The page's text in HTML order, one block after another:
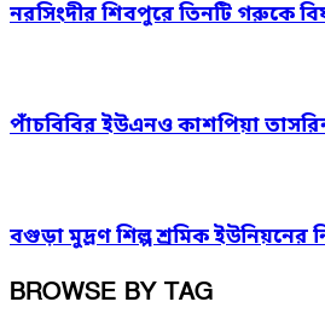
নরসিংদীর শিবপুরে তিনটি গরুকে
পাঁচবিবির ইউএনও কাশপিয়া
বগুড়া মুদ্রণ শিল্প শ্রমিক ইউনিয়নের
BROWSE BY TAG